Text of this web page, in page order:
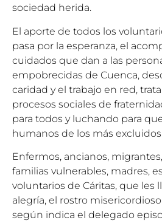
sociedad herida.
El aporte de todos los
pasa por la esperanza, el
cuidados que dan a las
empobrecidas de Cuenca,
caridad y el trabajo en red,
procesos sociales de
para todos y luchando para
humanos de los más
Enfermos, ancianos,
familias vulnerables, madres,
voluntarios de Cáritas, que les
alegría, el rostro
según indica el delegado